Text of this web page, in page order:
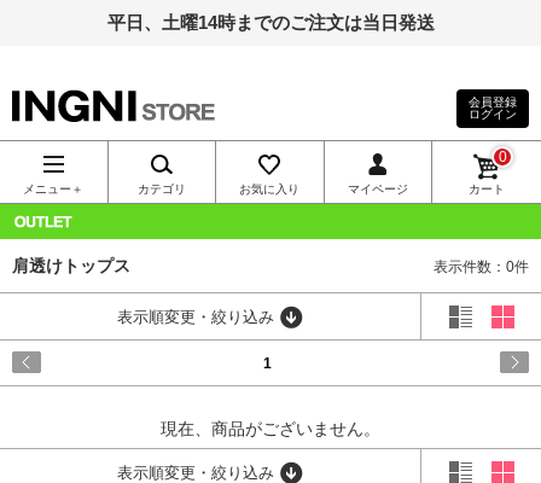
平日、土曜14時までのご注文は当日発送
INGNI（イン
グ）公式通
販｜INGNI
STORE
会員登録
ログイン
メニュー＋ カテゴリ お気に入り マイページ カート
0
肩透けトップス 表示件数：0件
表示順変更・絞り込み
1
現在、商品がございません。
表示順変更・絞り込み